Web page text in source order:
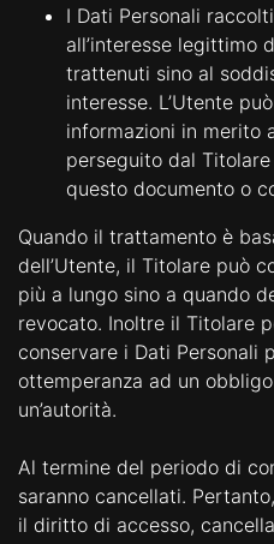
I Dati Personali
all’interesse legittimo
trattenuti sino al
interesse. L’Utente
informazioni in merito
perseguito dal
questo documento o
Quando il trattamento è
dell’Utente, il Titolare può
più a lungo sino a quando
revocato. Inoltre il Titolare
conservare i Dati Personali
ottemperanza ad un
un’autorità.
Al termine del periodo di
saranno cancellati.
il diritto di accesso,